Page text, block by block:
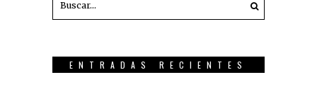
ENTRADAS RECIENTES